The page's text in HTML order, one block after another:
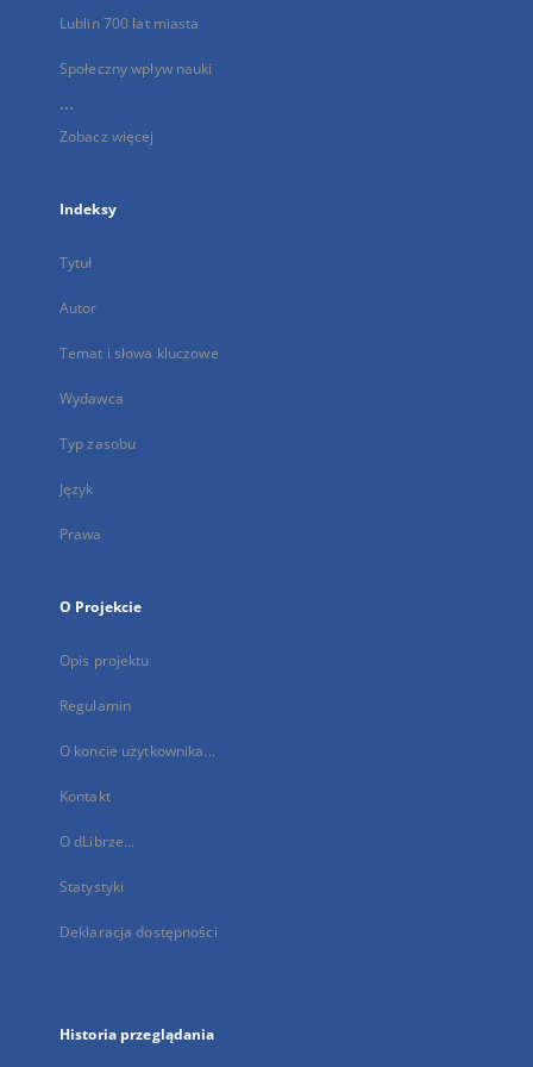
Lublin 700 lat miasta
Społeczny wpływ nauki
...
Zobacz więcej
Indeksy
Tytuł
Autor
Temat i słowa kluczowe
Wydawca
Typ zasobu
Język
Prawa
O Projekcie
Opis projektu
Regulamin
O koncie użytkownika...
Kontakt
O dLibrze...
Statystyki
Deklaracja dostępności
Historia przeglądania